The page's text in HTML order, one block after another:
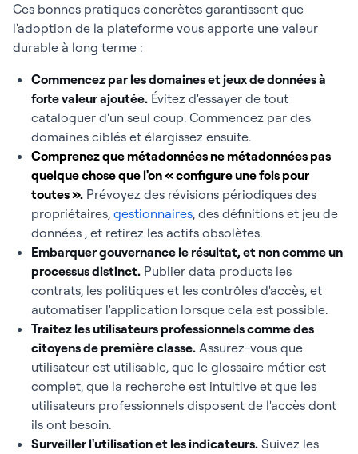
Ces bonnes pratiques concrètes garantissent que
l'adoption de la plateforme vous apporte une valeur
durable à long terme :
Commencez par les domaines et jeux de données à
forte valeur ajoutée. Évitez d'essayer de tout
cataloguer d'un seul coup. Commencez par des
domaines ciblés et élargissez ensuite.
Comprenez que métadonnées ne métadonnées pas
quelque chose que l'on « configure une fois pour
toutes ». Prévoyez des révisions périodiques des
propriétaires, gestionnaires, des définitions et jeu de
données , et retirez les actifs obsolètes.
Embarquer gouvernance le résultat, et non comme un
processus distinct. Publier data products les
contrats, les politiques et les contrôles d'accès, et
automatiser l'application lorsque cela est possible.
Traitez les utilisateurs professionnels comme des
citoyens de première classe. Assurez-vous que
utilisateur est utilisable, que le glossaire métier est
complet, que la recherche est intuitive et que les
utilisateurs professionnels disposent de l'accès dont
ils ont besoin.
Surveiller l'utilisation et les indicateurs. Suivez les